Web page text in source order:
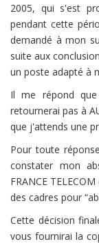
2005, qui s'est
pendant cette
demandé à mon
suite aux
un poste adapté à
Il me répond
retournerai pas à
que j'attends une
Pour toute
constater mon
FRANCE
des cadres pour
Cette décision
vous fournirai la